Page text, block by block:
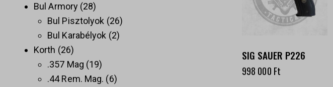
SIG SAUER P226
998 000 Ft
Bul Armory 28
Bul Pisztolyok 26
Bul Karabélyok 2
Korth 26
.357 Mag 19
.44 Rem. Mag.
6